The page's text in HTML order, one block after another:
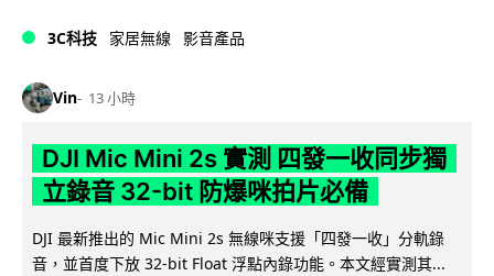
3C科技 家居無線 影音產品
Vin 13 小時
DJI Mic Mini 2s 實測 四發一收同步獨
立錄音 32-bit 防爆咪拍片必備
DJI 最新推出的 Mic Mini 2s 無線咪支援「四發一收」分軌錄
音，並首度下放 32-bit Float 浮點內錄功能。本文經實測其...